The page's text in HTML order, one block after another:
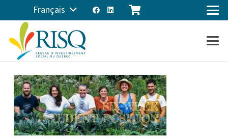
Français